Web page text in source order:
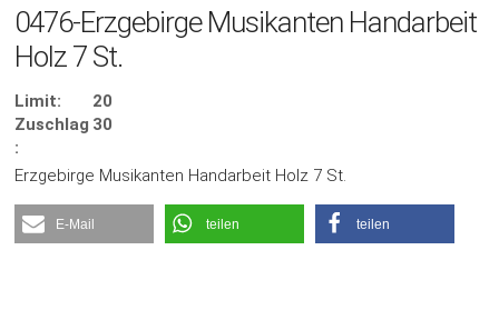
0476-Erzgebirge Musikanten Handarbeit
Holz 7 St.
Limit:
20
Zuschlag
:
30
Erzgebirge Musikanten Handarbeit Holz 7 St.
E-Mail teilen teilen